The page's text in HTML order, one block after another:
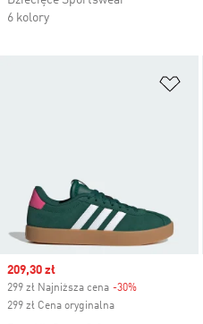
6 kolory
Sale price
209,30 zł
299 zł Najniższa cena -30%
299 zł Cena oryginalna